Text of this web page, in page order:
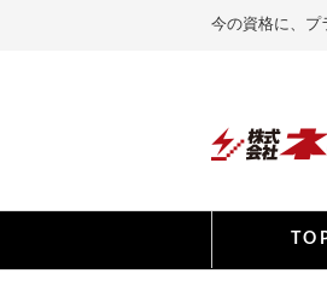
今の資格に、プ